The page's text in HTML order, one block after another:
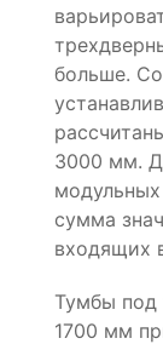
больше.
3000 мм.
сумма
входящих
Тумбы под
1700 мм